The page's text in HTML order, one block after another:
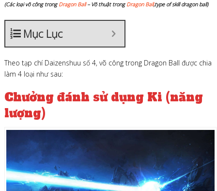
(Các loại võ công trong Dragon Ball– Võ thuật trong Dragon Ball,type of skill dragon ball)
Mục Lục
Theo tạp chí Daizenshuu số 4, võ công trong Dragon Ball được chia
làm 4 loại như sau:
Chưởng đánh sử dụng Ki (năng
lượng)